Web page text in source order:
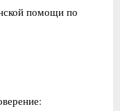
помощи по